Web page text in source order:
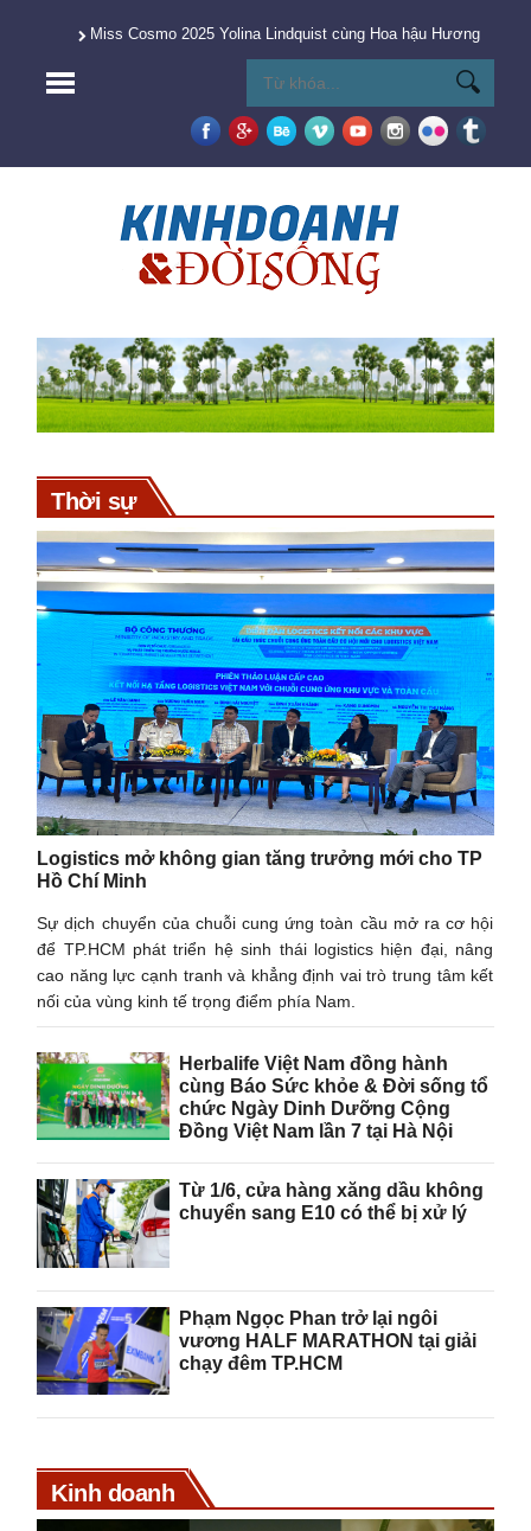
Miss Cosmo 2025 Yolina Lindquist cùng Hoa hậu Hương
Thời sự
Logistics mở không gian tăng trưởng mới cho TP
Hồ Chí Minh
Sự dịch chuyển của chuỗi cung ứng toàn cầu mở ra cơ hội
để TP.HCM phát triển hệ sinh thái logistics hiện đại, nâng
cao năng lực cạnh tranh và khẳng định vai trò trung tâm kết
nối của vùng kinh tế trọng điểm phía Nam.
Herbalife Việt Nam đồng hành
cùng Báo Sức khỏe & Đời sống tổ
chức Ngày Dinh Dưỡng Cộng
Đồng Việt Nam lần 7 tại Hà Nội
Từ 1/6, cửa hàng xăng dầu không
chuyển sang E10 có thể bị xử lý
Phạm Ngọc Phan trở lại ngôi
vương HALF MARATHON tại giải
chạy đêm TP.HCM
Kinh doanh